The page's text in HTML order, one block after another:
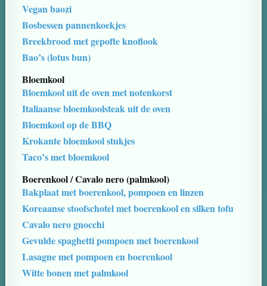
Vegan baozi
Bosbessen pannenkoekjes
Breekbrood met gepofte knoflook
Bao’s (lotus bun)
Bloemkool
Bloemkool uit de oven met notenkorst
Italiaanse bloemkoolsteak uit de oven
Bloemkool op de BBQ
Krokante bloemkool stukjes
Taco’s met bloemkool
Boerenkool / Cavalo nero (palmkool)
Bakplaat met boerenkool, pompoen en linzen
Koreaanse stoofschotel met boerenkool en silken tofu
Cavalo nero gnocchi
Gevulde spaghetti pompoen met boerenkool
Lasagne met pompoen en boerenkool
Witte bonen met palmkool